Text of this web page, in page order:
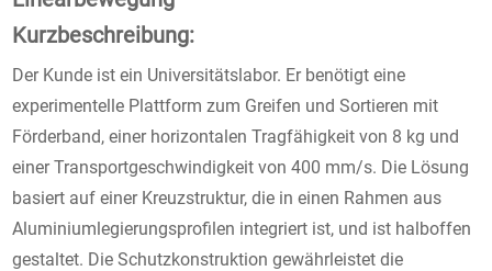
Kurzbeschreibung:
Der Kunde ist ein Universitätslabor. Er benötigt eine
experimentelle Plattform zum Greifen und Sortieren mit
Förderband, einer horizontalen Tragfähigkeit von 8 kg und
einer Transportgeschwindigkeit von 400 mm/s. Die Lösung
basiert auf einer Kreuzstruktur, die in einen Rahmen aus
Aluminiumlegierungsprofilen integriert ist, und ist halboffen
gestaltet. Die Schutzkonstruktion gewährleistet die